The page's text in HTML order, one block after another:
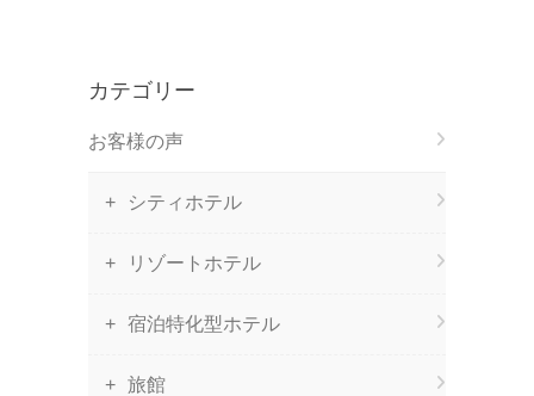
カテゴリー
お客様の声
シティホテル
リゾートホテル
宿泊特化型ホテル
旅館